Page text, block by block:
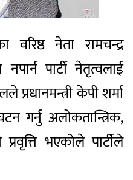
वरिष्ठ नेता रामचन्द्र
पार्टी नेतृत्वलाई
प्रधानमन्त्री केपी शर्मा
गर्नु अलोकतान्त्रिक,
भएकोले पार्टीले